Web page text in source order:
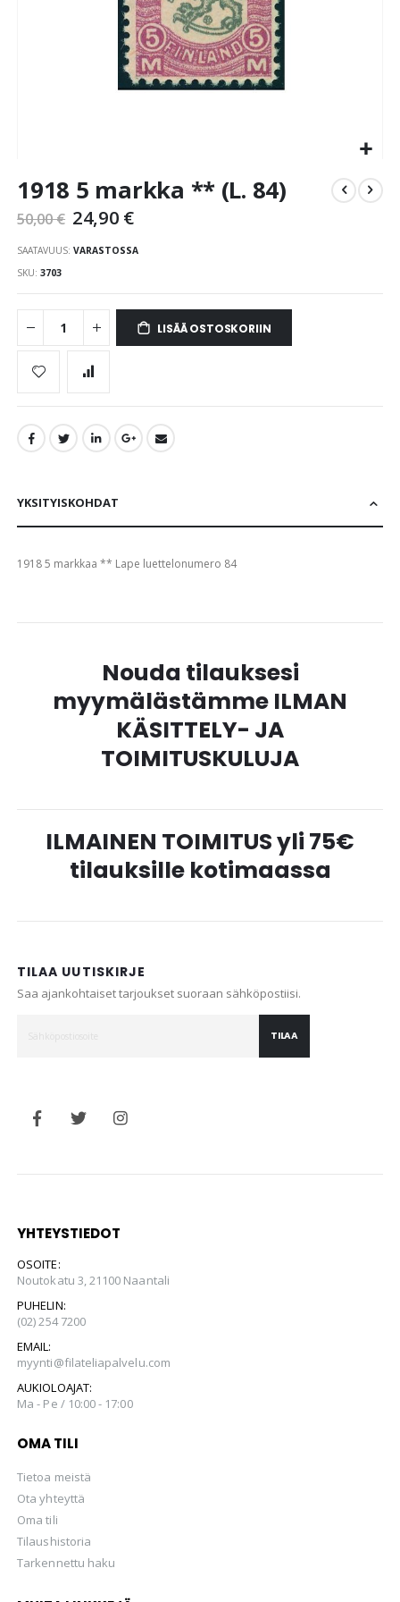
to
beginning
images
gallery
1918 5 markka ** (L. 84)
50,00 € 24,90 €
SAATAVUUS: VARASTOSSA
SKU 3703
LISÄÄ OSTOSKORIIN
YKSITYISKOHDAT
1918 5 markkaa ** Lape luettelonumero 84
Nouda tilauksesi
myymälästämme ILMAN
KÄSITTELY- JA
TOIMITUSKULUJA
ILMAINEN TOIMITUS yli 75€
tilauksille kotimaassa
TILAA UUTISKIRJE
Saa ajankohtaiset tarjoukset suoraan sähköpostiisi.
TILAA
YHTEYSTIEDOT
OSOITE:
Noutokatu 3, 21100 Naantali
PUHELIN:
(02) 254 7200
EMAIL:
myynti@filateliapalvelu.com
AUKIOLOAJAT:
Ma - Pe / 10:00 - 17:00
OMA TILI
Tietoa meistä
Ota yhteyttä
Oma tili
Tilaushistoria
Tarkennettu haku